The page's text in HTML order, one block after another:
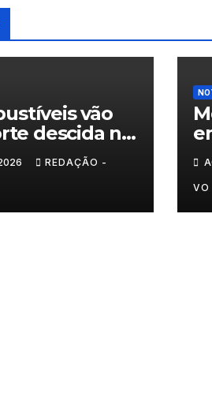
vão
descida na
semana
REDAÇÃO -
VO